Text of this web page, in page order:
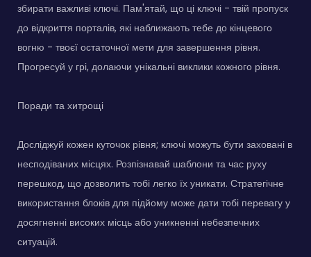
збирати важливі ключі. Пам'ятай, що ці ключі - твій пропуск
до відкриття порталів, які наближають тебе до кінцевого
вогню - твоєї остаточної мети для завершення рівня.
Прогресуй у грі, долаючи унікальні виклики кожного рівня.
Поради та хитрощі
Досліджуй кожен куточок рівня; ключі можуть бути заховані в
несподіваних місцях. Розпізнавай шаблони та час руху
перешкод, що дозволить тобі легко їх уникати. Стратегічне
використання блоків для підйому може дати тобі перевагу у
досягненні високих місць або уникненні небезпечних
ситуацій.